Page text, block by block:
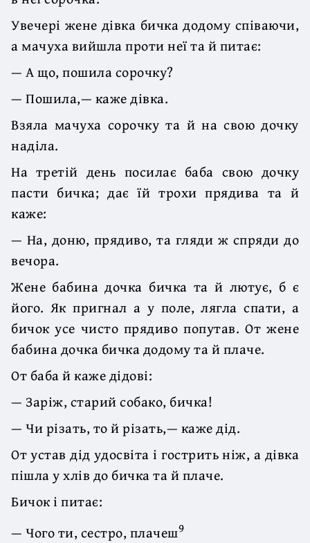
Увечері жене дівка бичка додому співаючи,
а мачуха вийшла проти неї та й питає:
— А що, пошила сорочку?
— Пошила,— каже дівка.
Взяла мачуха сорочку та й на свою дочку
наділа.
На третій день посилає баба свою дочку
пасти бичка; дає їй трохи прядива та й
каже:
— На, доню, прядиво, та гляди ж спряди до
вечора.
Жене бабина дочка бичка та й лютує, б є
його. Як пригнал а у поле, лягла спати, а
бичок усе чисто прядиво попутав. От жене
бабина дочка бичка додому та й плаче.
От баба й каже дідові:
— Заріж, старий собако, бичка!
— Чи різать, то й різать,— каже дід.
От устав дід удосвіта і гострить ніж, а дівка
пішла у хлів до бичка та й плаче.
Бичок і питає:
— Чого ти, сестро, плачеш9